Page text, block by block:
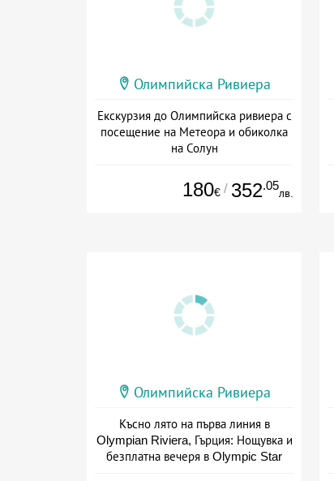
Олимпийска Ривиера
Екскурзия до Олимпийска ривиера с
посещение на Метеора и обиколка
на Солун
180€ / 352.05
лв.
Олимпийска Ривиера
Късно лято на първа линия в
Olympian Riviera, Гърция: Нощувка и
безплатна вечеря в Olympic Star